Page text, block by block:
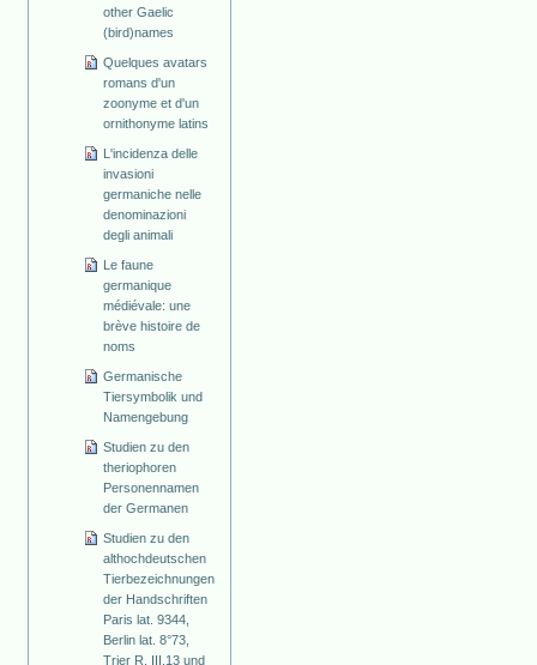
other Gaelic
(bird)names
Quelques avatars
romans d'un
zoonyme et d'un
ornithonyme latins
L'incidenza delle
invasioni
germaniche nelle
denominazioni
degli animali
Le faune
germanique
médiévale: une
brève histoire de
noms
Germanische
Tiersymbolik und
Namengebung
Studien zu den
theriophoren
Personennamen
der Germanen
Studien zu den
althochdeutschen
Tierbezeichnungen
der Handschriften
Paris lat. 9344,
Berlin lat. 8°73,
Trier R. III.13 und